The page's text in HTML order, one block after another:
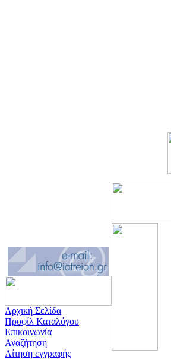
Αρχική Σελίδα
Προφίλ Καταλόγου
Επικοινωνία
Αναζήτηση
Αίτηση εγγραφής